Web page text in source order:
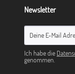
Newsletter
Ich habe die
genommen.